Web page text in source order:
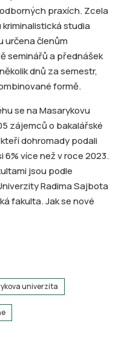
praxích. Zcela
studia
určena členům
seminářů a přednášek
dnů za semestr,
formě.
se na Masarykovu
zájemců o bakalářské
dohromady podali
6% více než v roce 2023.
jsou podle
Radima Sajbota
fakulta. Jak se nové
univerzita